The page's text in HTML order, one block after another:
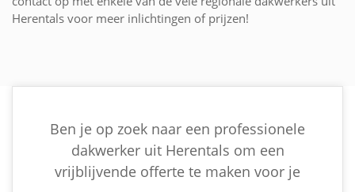
Herentals voor meer inlichtingen of prijzen!
Ben je op zoek naar een professionele
dakwerker uit Herentals om een
vrijblijvende offerte te maken voor je